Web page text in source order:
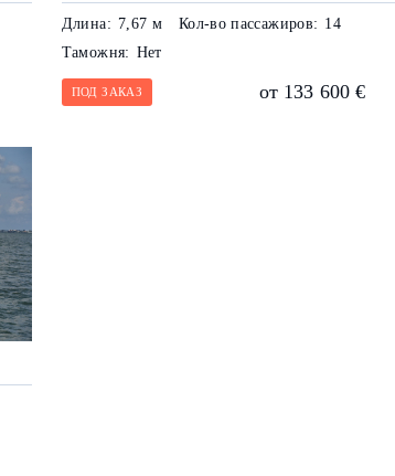
Длина: 7,67 м Кол-во пассажиров: 14
Таможня: Нет
ПОД ЗАКАЗ от 133 600 €